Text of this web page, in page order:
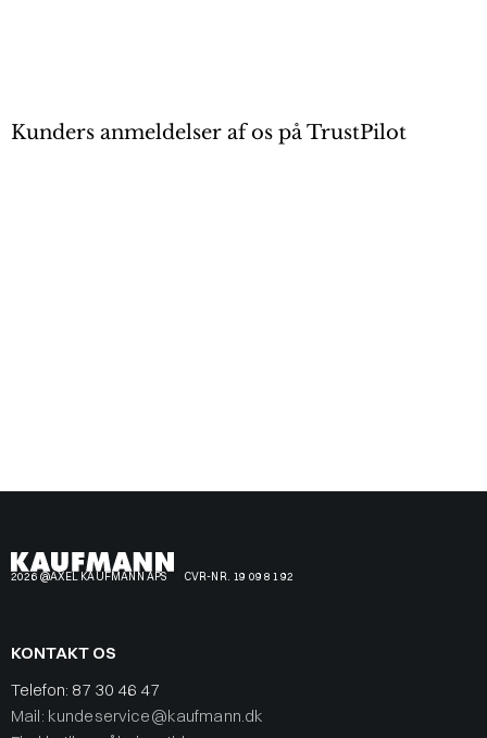
Kunders anmeldelser af os på TrustPilot
2026 @AXEL KAUFMANN APS CVR-NR. 19 09 81 92
KONTAKT OS
Telefon: 87 30 46 47
Mail: kundeservice@kaufmann.dk